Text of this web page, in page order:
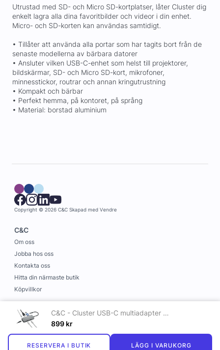
C&C - Cluster USB-C multiadapter (7 portar) för MacBook och iPad
899 kr
RESERVERA I BUTIK LÄGG I VARUKORG
Utrustad med SD- och Micro SD-kortplatser, låter Cluster dig
enkelt lagra alla dina favoritbilder och videor i din enhet.
Micro- och SD-korten kan användas samtidigt.
• Tillåter att använda alla portar som har tagits bort från de
senaste modellerna av bärbara datorer
• Ansluter vilken USB-C-enhet som helst till projektorer,
bildskärmar, SD- och Micro SD-kort, mikrofoner,
minnesstickor, routrar och annan kringutrustning
• Kompakt och bärbar
• Perfekt hemma, på kontoret, på språng
• Material: borstad aluminium
Copyright © 2026 C&C Skapad med Vendre
C&C
Om oss
Jobba hos oss
Kontakta oss
Hitta din närmaste butik
Köpvillkor
Information
Leverans och betalning
Cookies
Personuppgiftspolicy